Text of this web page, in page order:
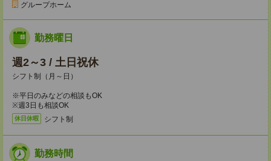
グループホーム
勤務曜日
週2～3 / 土日祝休
シフト制（月～日）
※平日のみなどの相談もOK
※週3日も相談OK
休日休暇 シフト制
勤務時間